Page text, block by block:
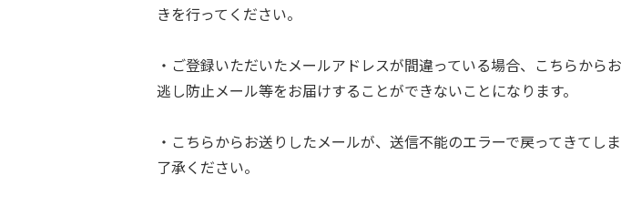
きを行ってください。
・ご登録いただいたメールアドレスが間違っている場合、こちらか
逃し防止メール等をお届けすることができないことになります。
・こちらからお送りしたメールが、送信不能のエラーで戻ってきて
了承ください。